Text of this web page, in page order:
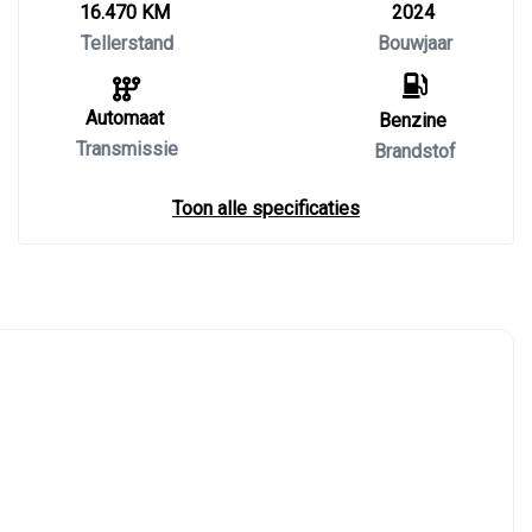
16.470 KM
Tellerstand
Automaat
Transmissie
2024
Bouwjaar
Benzine
Brandstof
Toon alle specificaties